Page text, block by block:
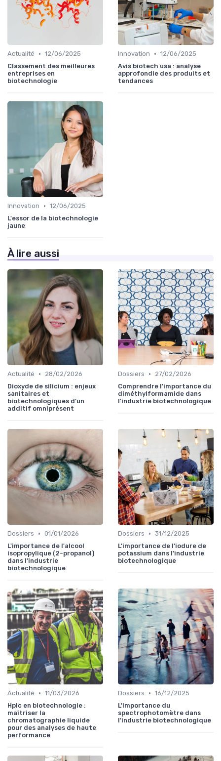
Actualité • 12/06/2025
Classement des meilleures
entreprises en
biotechnologie
Innovation • 12/06/2025
Avis biotech usa : analyse
approfondie des produits et
tendances
Innovation • 12/06/2025
L'essor de la biotechnologie
jaune
À lire aussi
Actualité •
28/02/2026
Dioxyde de silicium : enjeux
sanitaires et
biotechnologiques d’un
additif omniprésent
Dossiers •
27/02/2026
Comprendre l'importance du
diméthylformamide dans
l'industrie biotechnologique
Dossiers • 01/01/2026
L'importance de l'alcool
isopropylique (2-propanol)
dans l'industrie
biotechnologique
Dossiers • 31/12/2025
L'importance de l'iodure de
potassium dans l'industrie
biotechnologique
Actualité • 11/03/2026
Hplc en biotechnologie :
maîtriser la
chromatographie liquide
pour des analyses de haute
performance
Dossiers • 16/12/2025
L'importance du
spectrophotomètre dans
l'industrie biotechnologique